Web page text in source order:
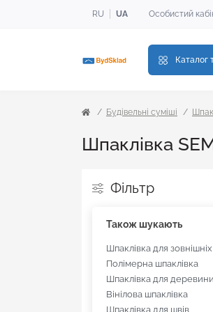
RU UA Особистий
Каталог
Будівельні суміші
Шпаклівка
Фільтр
Також шукають
Шпаклівка для
Полімерна шпаклівка
Шпаклівка для деревини
Вінілова шпаклівка
Шпаклівка для швів